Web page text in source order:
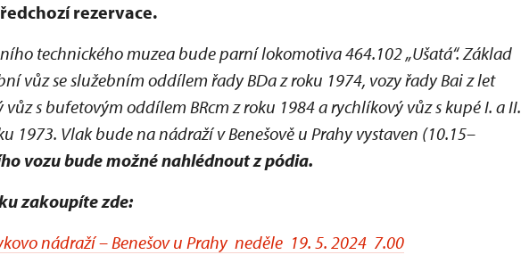
rezervace.
technického muzea bude parní lokomotiva 464.102 „Ušatá“. Základ
vůz se služebním oddílem řady BDa z roku 1974, vozy řady Bai z let
vůz s bufetovým oddílem BRcm z roku 1984 a rychlíkový vůz s kupé I. a II.
1973. Vlak bude na nádraží v Benešově u Prahy vystaven (10.15–
vozu bude možné nahlédnout z pódia.
zakoupíte zde:
nádraží – Benešov u Prahy neděle 19. 5. 2024 7.00